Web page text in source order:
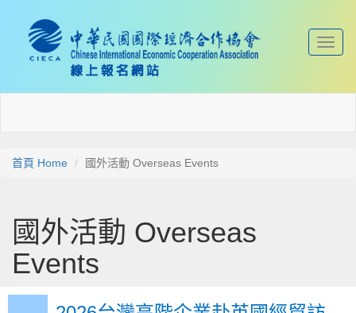
首頁 Home 國外活動 Overseas Events
國外活動 Overseas
Events